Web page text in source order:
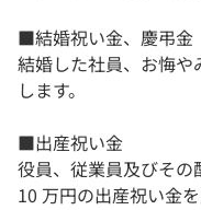
■結婚祝い金、慶弔金
結婚した社員、お悔
します。
■出産祝い金
役員、従業員及びそ
10 万円の出産祝い金を